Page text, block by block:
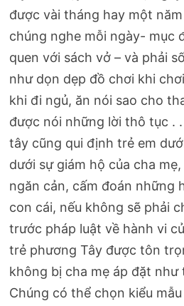
được vài tháng hay một
chúng nghe mỗi ngày- mục
quen với sách vở – và phải
như dọn dẹp đồ chơi khi
khi đi ngủ, ăn nói sao cho
được nói những lời thô tục .
tây cũng qui định trẻ em
dưới sự giám hộ của cha
ngăn cản, cấm đoán những
con cái, nếu không sẽ phải
trước pháp luật về hành vi
trẻ phương Tây được tôn
không bị cha mẹ áp đặt như
Chúng có thể chọn kiểu